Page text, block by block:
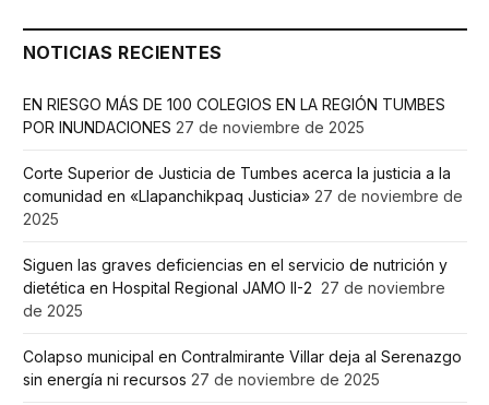
NOTICIAS RECIENTES
EN RIESGO MÁS DE 100 COLEGIOS EN LA REGIÓN TUMBES
POR INUNDACIONES 27 de noviembre de 2025
Corte Superior de Justicia de Tumbes acerca la justicia a la
comunidad en «Llapanchikpaq Justicia» 27 de noviembre de
2025
Siguen las graves deficiencias en el servicio de nutrición y
dietética en Hospital Regional JAMO II-2 27 de noviembre
de 2025
Colapso municipal en Contralmirante Villar deja al Serenazgo
sin energía ni recursos 27 de noviembre de 2025